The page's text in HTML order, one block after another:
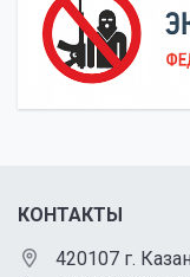
КОНТАКТЫ
420107 г.